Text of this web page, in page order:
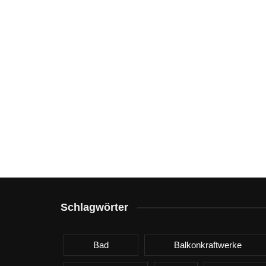
Schlagwörter
Bad Balkonkraftwerke